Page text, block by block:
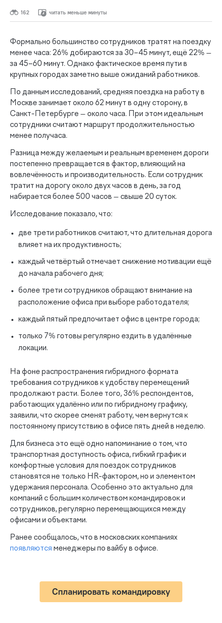
162 читать меньше минуты
Формально большинство сотрудников тратят на поездку
менее часа: 26% добираются за 30–45 минут, ещё 22% —
за 45–60 минут. Однако фактическое время пути в
крупных городах заметно выше ожиданий работников.
По данным исследований, средняя поездка на работу в
Москве занимает около 62 минут в одну сторону, в
Санкт-Петербурге — около часа. При этом идеальным
сотрудники считают маршрут продолжительностью
менее получаса.
Разница между желаемым и реальным временем дороги
постепенно превращается в фактор, влияющий на
вовлечённость и производительность. Если сотрудник
тратит на дорогу около двух часов в день, за год
набирается более 500 часов — свыше 20 суток.
Исследование показало, что:
две трети работников считают, что длительная дорога
влияет на их продуктивность;
каждый четвёртый отмечает снижение мотивации ещё
до начала рабочего дня;
более трети сотрудников обращают внимание на
расположение офиса при выборе работодателя;
каждый пятый предпочитает офис в центре города;
только 7% готовы регулярно ездить в удалённые
локации.
На фоне распространения гибридного формата
требования сотрудников к удобству перемещений
продолжают расти. Более того, 36% респондентов,
работающих удалённо или по гибридному графику,
заявили, что скорее сменят работу, чем вернутся к
постоянному присутствию в офисе пять дней в неделю.
Для бизнеса это ещё одно напоминание о том, что
транспортная доступность офиса, гибкий график и
комфортные условия для поездок сотрудников
становятся не только HR-фактором, но и элементом
удержания персонала. Особенно это актуально для
компаний с большим количеством командировок и
сотрудников, регулярно перемещающихся между
офисами и объектами.
Ранее сообщалось, что в московских компаниях
появляются менеджеры по вайбу в офисе.
Спланировать командировку